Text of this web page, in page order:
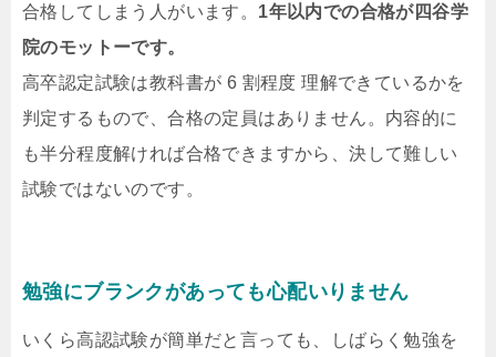
合格してしまう人がいます。 1年以内での合格が四谷学
院のモットーです。
高卒認定試験は教科書が 6 割程度 理解できているかを
判定するもので、合格の定員はありません。内容的に
も半分程度解ければ合格できますから、決して難しい
試験ではないのです。
勉強にブランクがあっても心配いりません
いくら高認試験が簡単だと言っても、しばらく勉強を